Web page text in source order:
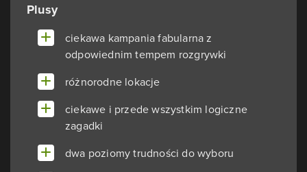
Plusy
ciekawa kampania fabularna z
odpowiednim tempem rozgrywki
różnorodne lokacje
ciekawe i przede wszystkim logiczne
zagadki
dwa poziomy trudności do wyboru